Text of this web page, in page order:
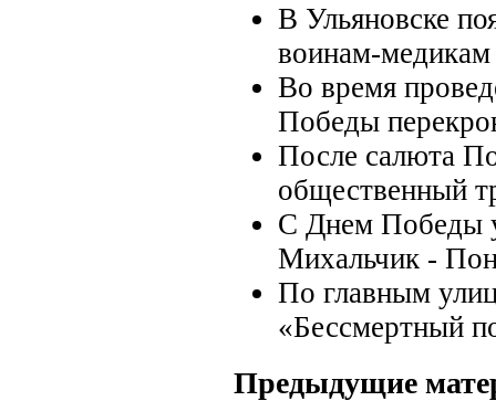
В Ульяновске
воинам-
Во время
Победы
После салюта
общественный
С Днем Победы
Михальчик -
По главным
«Бессмертный
Предыдущие